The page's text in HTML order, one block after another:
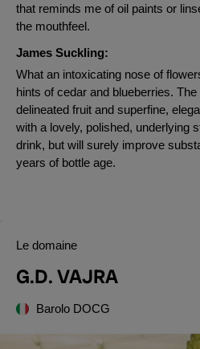
that reminds me of oil paints or
the mouthfeel.
James Suckling:
What an intoxicating nose of
hints of cedar and blueberries.
delineated fruit and superfine,
with a lovely, polished, underlying
drink, but will surely improve
years of bottle age.
Le domaine
G.D. VAJRA
Barolo DOCG